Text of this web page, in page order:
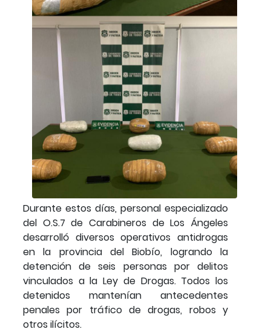
Durante estos días, personal especializado
del O.S.7 de Carabineros de Los Ángeles
desarrolló diversos operativos antidrogas
en la provincia del Biobío, logrando la
detención de seis personas por delitos
vinculados a la Ley de Drogas. Todos los
detenidos mantenían antecedentes
penales por tráfico de drogas, robos y
otros ilícitos.